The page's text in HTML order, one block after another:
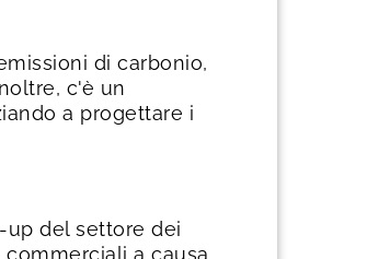
di carbonio,
c'è un
a progettare i
up del settore dei
a causa